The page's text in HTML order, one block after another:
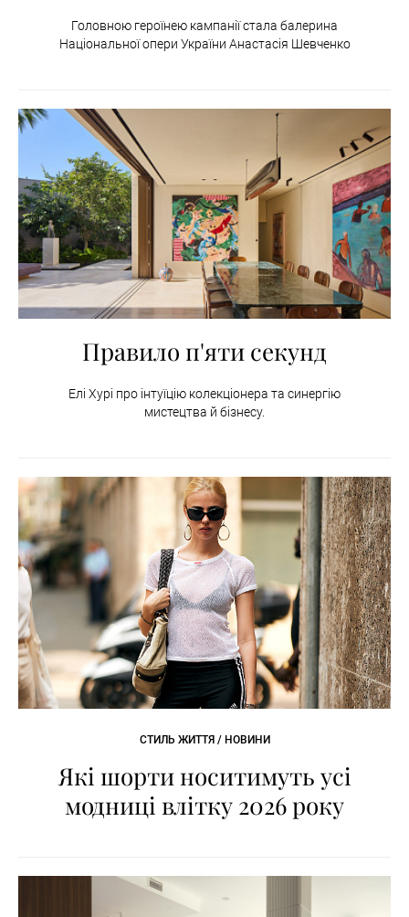
Головною героїнею кампанії стала балерина
Національної опери України Анастасія Шевченко
Правило п'яти секунд
Елі Хурі про інтуїцію колекціонера та синергію
мистецтва й бізнесу.
СТИЛЬ ЖИТТЯ / НОВИНИ
Які шорти носитимуть усі
модниці влітку 2026 року